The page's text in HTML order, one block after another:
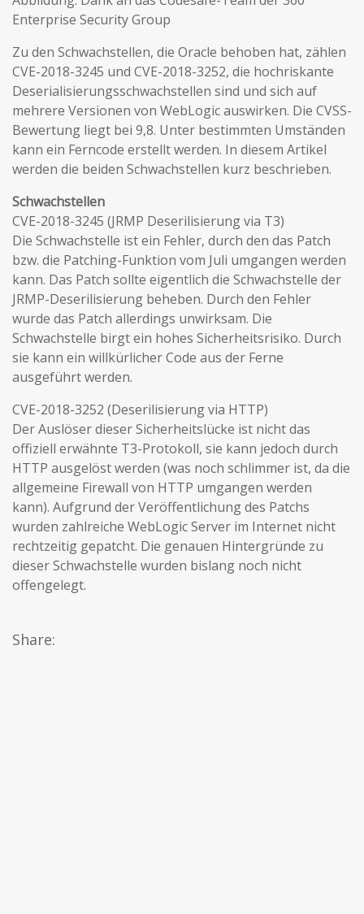
Enterprise Security Group
Zu den Schwachstellen, die Oracle behoben hat, zählen
CVE-2018-3245 und CVE-2018-3252, die hochriskante
Deserialisierungsschwachstellen sind und sich auf
mehrere Versionen von WebLogic auswirken. Die CVSS-
Bewertung liegt bei 9,8. Unter bestimmten Umständen
kann ein Ferncode erstellt werden. In diesem Artikel
werden die beiden Schwachstellen kurz beschrieben.
Schwachstellen
CVE-2018-3245 (JRMP Deserilisierung via T3)
Die Schwachstelle ist ein Fehler, durch den das Patch
bzw. die Patching-Funktion vom Juli umgangen werden
kann. Das Patch sollte eigentlich die Schwachstelle der
JRMP-Deserilisierung beheben. Durch den Fehler
wurde das Patch allerdings unwirksam. Die
Schwachstelle birgt ein hohes Sicherheitsrisiko. Durch
sie kann ein willkürlicher Code aus der Ferne
ausgeführt werden.
CVE-2018-3252 (Deserilisierung via HTTP)
Der Auslöser dieser Sicherheitslücke ist nicht das
offiziell erwähnte T3-Protokoll, sie kann jedoch durch
HTTP ausgelöst werden (was noch schlimmer ist, da die
allgemeine Firewall von HTTP umgangen werden
kann). Aufgrund der Veröffentlichung des Patchs
wurden zahlreiche WebLogic Server im Internet nicht
rechtzeitig gepatcht. Die genauen Hintergründe zu
dieser Schwachstelle wurden bislang noch nicht
offengelegt.
Share: